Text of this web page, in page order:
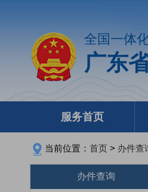
全国一体
广东
服务首页
当前位置： 首页 > 办件查
办件查询